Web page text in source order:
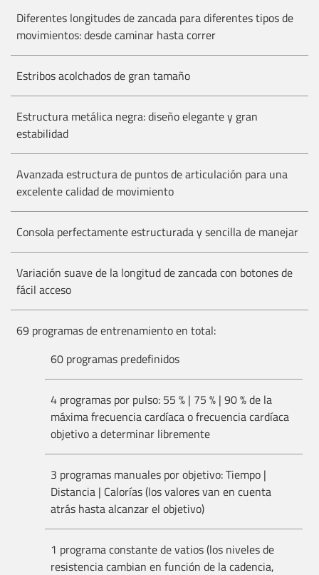
Diferentes longitudes de zancada para diferentes tipos de
movimientos: desde caminar hasta correr
Estribos acolchados de gran tamaño
Estructura metálica negra: diseño elegante y gran
estabilidad
Avanzada estructura de puntos de articulación para una
excelente calidad de movimiento
Consola perfectamente estructurada y sencilla de manejar
Variación suave de la longitud de zancada con botones de
fácil acceso
69 programas de entrenamiento en total:
60 programas predefinidos
4 programas por pulso: 55 % | 75 % | 90 % de la
máxima frecuencia cardíaca o frecuencia cardíaca
objetivo a determinar libremente
3 programas manuales por objetivo: Tiempo |
Distancia | Calorías (los valores van en cuenta
atrás hasta alcanzar el objetivo)
1 programa constante de vatios (los niveles de
resistencia cambian en función de la cadencia,